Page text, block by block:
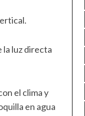
la luz directa
el clima y
en agua